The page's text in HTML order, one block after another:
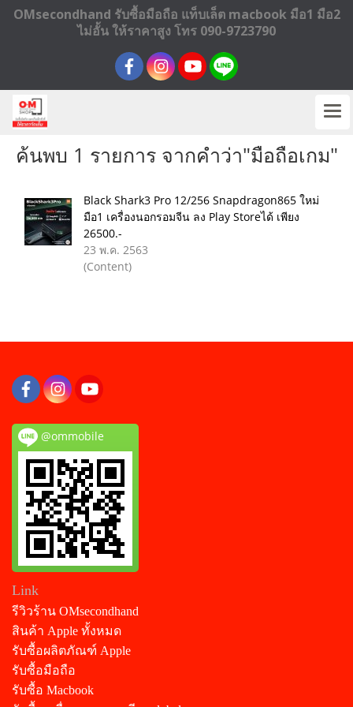
OMsecondhand รับซื้อมือถือ แท็บเล็ต macbook มือ1 มือ2
ไม่อั้น ให้ราคาสูง โทร 090-9723790
ค้นพบ 1 รายการ จากคำว่า"มือถือเกม"
Black Shark3 Pro 12/256 Snapdragon865 ใหม่
มือ1 เครื่องนอกรอมจีน ลง Play Storeได้ เพียง
26500.-
23 พ.ค. 2563
(Content)
@ommobile
Link
รีวิวร้าน OMsecondhand
สินค้า Apple ทั้งหมด
รับซื้อผลิตภัณฑ์ Apple
รับซื้อมือถือ
รับซื้อ Macbook